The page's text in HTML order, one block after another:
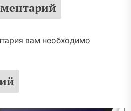
вам необходимо